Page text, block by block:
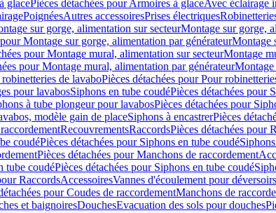
glacePièces détachées pour Armoires à glaceAvec éclairage
PoignéesAutres accessoiresPrises électriques
sur gorge, alimentation sur secteurMontage sur gorge,
Montage sur gorge, alimentation par générateurMontage
pour Montage mural, alimentation sur secteurMontage
pour Montage mural, alimentation par générateur
de lavaboPièces détachées pour Pour
pour lavabosSiphons en tube coudéPièces détachées pour
à tube plongeur pour lavabosPièces détachées pour
modèle gain de placeSiphons à encastrerPièces
RecouvrementsRaccordsPièces détachées pour
coudéPièces détachées pour Siphons en tube coudé
Pièces détachées pour Manchons de raccordement
tube coudéPièces détachées pour Siphons en tube coudé
RaccordsAccessoiresVannes d'écoulement pour
pour Coudes de raccordementManchons de
et baignoiresDouchesEvacuation des sols pour douches